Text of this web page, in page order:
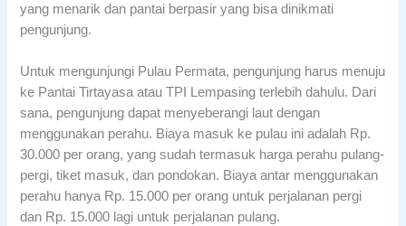
yang menarik dan pantai berpasir yang bisa dinikmati
pengunjung.
Untuk mengunjungi Pulau Permata, pengunjung harus menuju
ke Pantai Tirtayasa atau TPI Lempasing terlebih dahulu. Dari
sana, pengunjung dapat menyeberangi laut dengan
menggunakan perahu. Biaya masuk ke pulau ini adalah Rp.
30.000 per orang, yang sudah termasuk harga perahu pulang-
pergi, tiket masuk, dan pondokan. Biaya antar menggunakan
perahu hanya Rp. 15.000 per orang untuk perjalanan pergi
dan Rp. 15.000 lagi untuk perjalanan pulang.